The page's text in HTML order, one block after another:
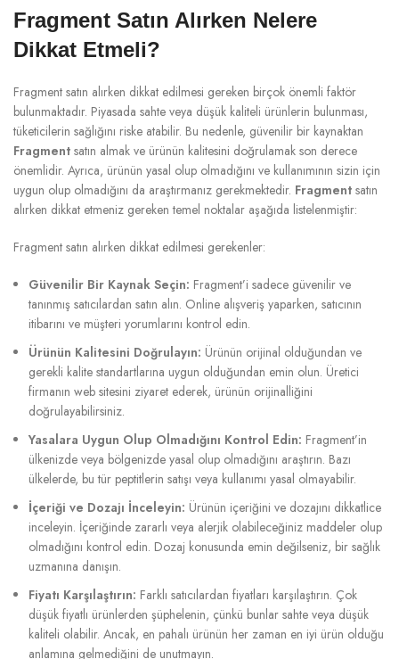
Fragment Satın Alırken Nelere
Dikkat Etmeli?
Fragment satın alırken dikkat edilmesi gereken birçok önemli faktör
bulunmaktadır. Piyasada sahte veya düşük kaliteli ürünlerin bulunması,
tüketicilerin sağlığını riske atabilir. Bu nedenle, güvenilir bir kaynaktan
Fragment satın almak ve ürünün kalitesini doğrulamak son derece
önemlidir. Ayrıca, ürünün yasal olup olmadığını ve kullanımının sizin için
uygun olup olmadığını da araştırmanız gerekmektedir. Fragment satın
alırken dikkat etmeniz gereken temel noktalar aşağıda listelenmiştir:
Fragment satın alırken dikkat edilmesi gerekenler:
Güvenilir Bir Kaynak Seçin: Fragment’i sadece güvenilir ve
tanınmış satıcılardan satın alın. Online alışveriş yaparken, satıcının
itibarını ve müşteri yorumlarını kontrol edin.
Ürünün Kalitesini Doğrulayın: Ürünün orijinal olduğundan ve
gerekli kalite standartlarına uygun olduğundan emin olun. Üretici
firmanın web sitesini ziyaret ederek, ürünün orijinalliğini
doğrulayabilirsiniz.
Yasalara Uygun Olup Olmadığını Kontrol Edin: Fragment’in
ülkenizde veya bölgenizde yasal olup olmadığını araştırın. Bazı
ülkelerde, bu tür peptitlerin satışı veya kullanımı yasal olmayabilir.
İçeriği ve Dozajı İnceleyin: Ürünün içeriğini ve dozajını dikkatlice
inceleyin. İçeriğinde zararlı veya alerjik olabileceğiniz maddeler olup
olmadığını kontrol edin. Dozaj konusunda emin değilseniz, bir sağlık
uzmanına danışın.
Fiyatı Karşılaştırın: Farklı satıcılardan fiyatları karşılaştırın. Çok
düşük fiyatlı ürünlerden şüphelenin, çünkü bunlar sahte veya düşük
kaliteli olabilir. Ancak, en pahalı ürünün her zaman en iyi ürün olduğu
anlamına gelmediğini de unutmayın.